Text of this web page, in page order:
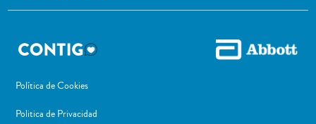
Política de Cookies
Politica de Privacidad